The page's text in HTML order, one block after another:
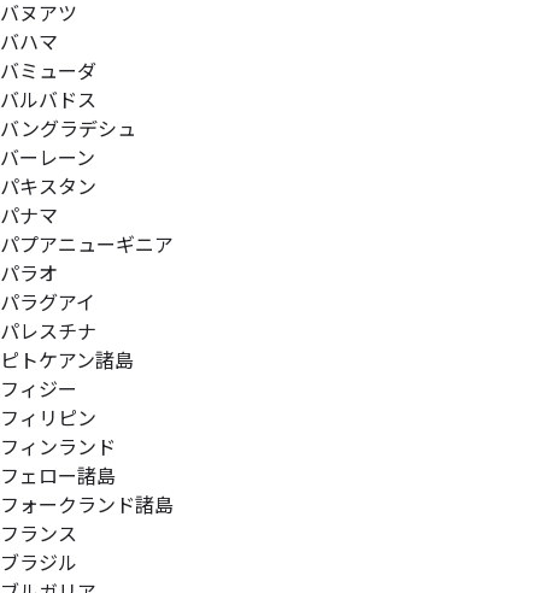
バヌアツ
バハマ
バミューダ
バルバドス
バングラデシュ
バーレーン
パキスタン
パナマ
パプアニューギニア
パラオ
パラグアイ
パレスチナ
ピトケアン諸島
フィジー
フィリピン
フィンランド
フェロー諸島
フォークランド諸島
フランス
ブラジル